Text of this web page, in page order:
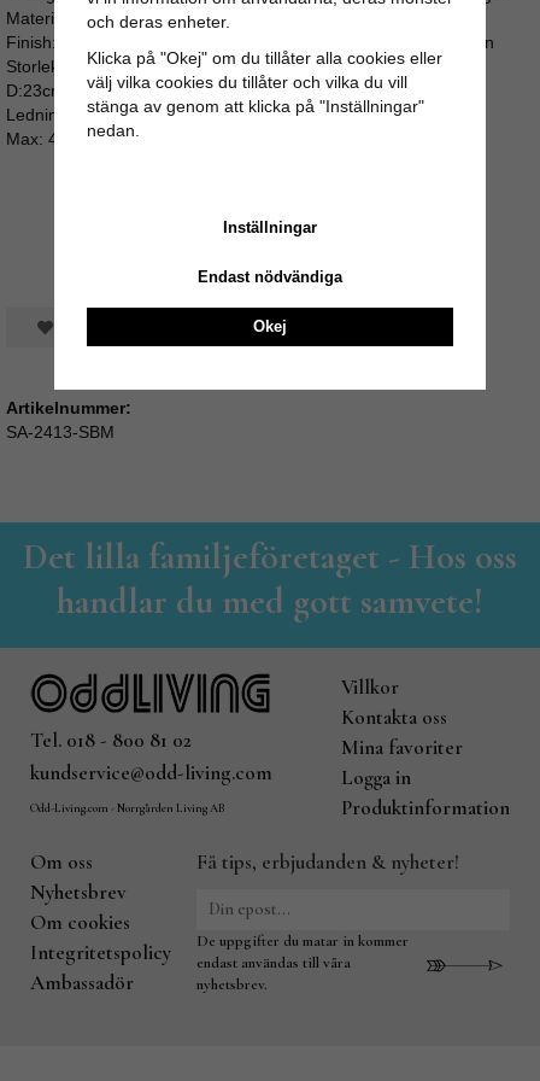
Material: Mässing
Finish: Hög-glansig svart med hög-glansig mässing innuti kupan
Storlek skärm:
D:23cm H:20cm
Ledningen är 80cm lång, höjden kan enkelt varieras.
Max: 40W
Spara som favorit
Artikelnummer:
SA-2413-SBM
Det lilla familjeföretaget - Hos oss
handlar du med gott samvete!
Tel. 018 - 800 81 02
kundservice@odd-living.com
Odd-Living.com - Norrgården Living AB
Villkor
Kontakta oss
Mina favoriter
Logga in
Produktinformation
Om oss
Nyhetsbrev
Om cookies
Integritetspolicy
Ambassadör
Få tips, erbjudanden & nyheter!
De uppgifter du matar in kommer
endast användas till våra
nyhetsbrev.
och deras enheter.
Klicka på "Okej" om du tillåter alla cookies eller
välj vilka cookies du tillåter och vilka du vill
stänga av genom att klicka på "Inställningar"
nedan.
Inställningar
Endast nödvändiga
Okej